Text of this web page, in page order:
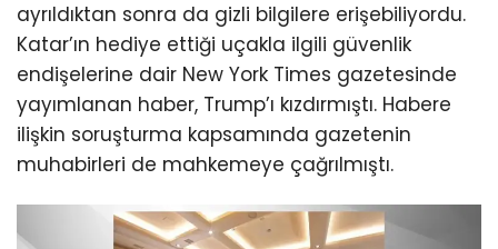
ayrıldıktan sonra da gizli bilgilere erişebiliyordu.
Katar’ın hediye ettiği uçakla ilgili güvenlik
endişelerine dair New York Times gazetesinde
yayımlanan haber, Trump’ı kızdırmıştı. Habere
ilişkin soruşturma kapsamında gazetenin
muhabirleri de mahkemeye çağrılmıştı.